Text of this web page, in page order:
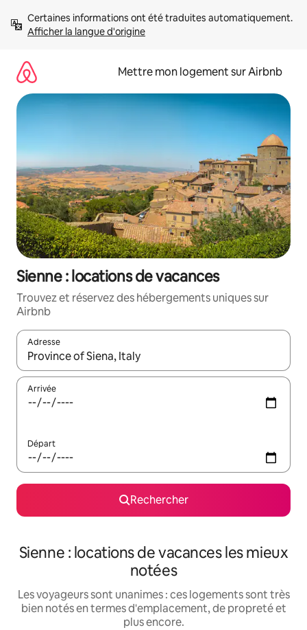
directement
Afficher la langue d'origine
Mettre mon logement sur Airbnb
Sienne : locations de vacances
Trouvez et réservez des hébergements uniques sur
Airbnb
Adresse
Lorsque les résultats s'affichent, utilisez les flèches vers le
Arrivée
Départ
Rechercher
Sienne : locations de vacances les mieux
notées
Les voyageurs sont unanimes : ces logements sont très
bien notés en termes d'emplacement, de propreté et
plus encore.